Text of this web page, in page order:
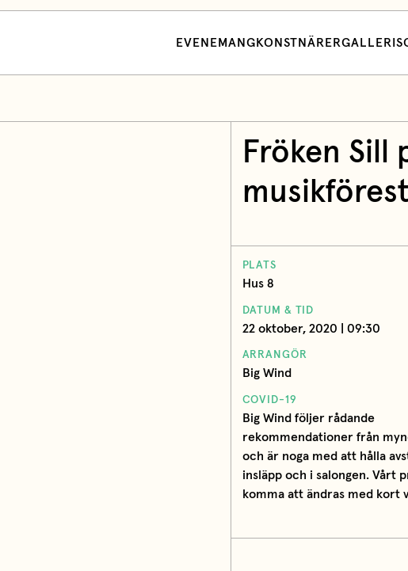
EVENEMANG KONSTNÄRERGALLERI
Fröken Sill
PLATS
Hus 8
DATUM & TID
22 oktober, 2020 | 09:30
ARRANGÖR
Big Wind
COVID-19
Big Wind följer rådande
rekommendationer från
och är noga med att hålla
insläpp och i salongen. Vårt
komma att ändras med kort